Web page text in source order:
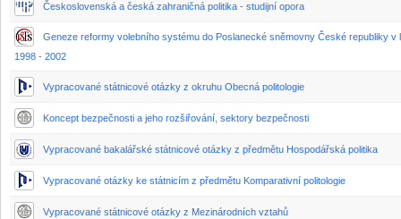
Československá a česká zahraničná politika - studijní opora
Geneze reformy volebního systému do Poslanecké sněmovny České republiky v
1998 - 2002
Vypracované státnicové otázky z okruhu Obecná politologie
Koncept bezpečnosti a jeho rozšiřování, sektory bezpečnosti
Vypracované bakalářské státnicové otázky z předmětu Hospodářská politika
Vypracované otázky ke státnicím z předmětu Komparativní politologie
Vypracované státnicové otázky z Mezinárodních vztahů